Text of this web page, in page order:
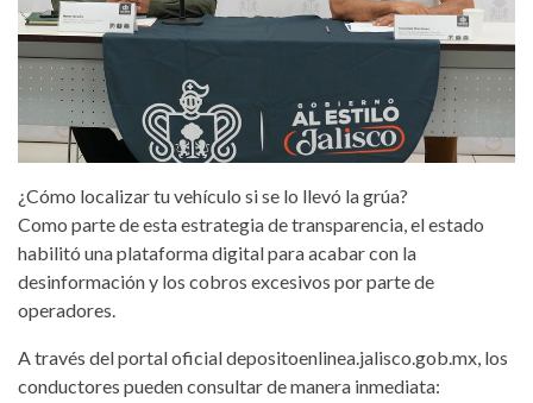
¿Cómo localizar tu vehículo si se lo llevó la grúa?
Como parte de esta estrategia de transparencia, el estado
habilitó una plataforma digital para acabar con la
desinformación y los cobros excesivos por parte de
operadores.
A través del portal oficial depositoenlinea.jalisco.gob.mx, los
conductores pueden consultar de manera inmediata: